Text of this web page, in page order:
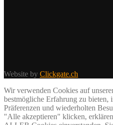
Website by Clickgate.ch
Wir verwenden Cookies auf
bestmögliche Erfahrung zu bieten,
Präferenzen und wiederholten
"Alle akzeptieren" klicken,